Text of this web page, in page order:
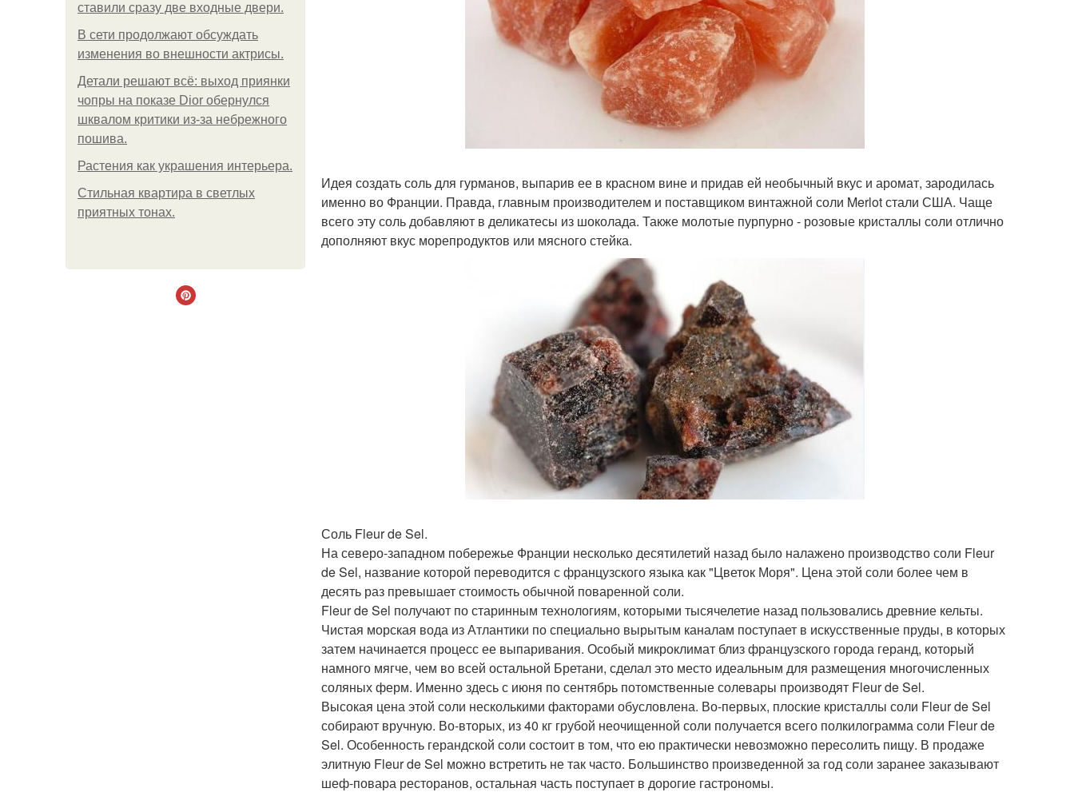
ставили сразу две входные двери.
В сети продолжают обсуждать
изменения во внешности актрисы.
Детали решают всё: выход приянки
чопры на показе Dior обернулся
шквалом критики из-за небрежного
пошива.
Растения как украшения интерьера.
Стильная квартира в светлых
приятных тонах.
Идея создать соль для гурманов, выпарив ее в красном вине и придав ей необычный вкус и аромат, зародилась
именно во Франции. Правда, главным производителем и поставщиком винтажной соли Merlot стали США. Чаще
всего эту соль добавляют в деликатесы из шоколада. Также молотые пурпурно - розовые кристаллы соли отлично
дополняют вкус морепродуктов или мясного стейка.
Соль Fleur de Sel.
На северо-западном побережье Франции несколько десятилетий назад было налажено производство соли Fleur
de Sel, название которой переводится с французского языка как "Цветок Моря". Цена этой соли более чем в
десять раз превышает стоимость обычной поваренной соли.
Fleur de Sel получают по старинным технологиям, которыми тысячелетие назад пользовались древние кельты.
Чистая морская вода из Атлантики по специально вырытым каналам поступает в искусственные пруды, в которых
затем начинается процесс ее выпаривания. Особый микроклимат близ французского города геранд, который
намного мягче, чем во всей остальной Бретани, сделал это место идеальным для размещения многочисленных
соляных ферм. Именно здесь с июня по сентябрь потомственные солевары производят Fleur de Sel.
Высокая цена этой соли несколькими факторами обусловлена. Во-первых, плоские кристаллы соли Fleur de Sel
собирают вручную. Во-вторых, из 40 кг грубой неочищенной соли получается всего полкилограмма соли Fleur de
Sel. Особенность герандской соли состоит в том, что ею практически невозможно пересолить пищу. В продаже
элитную Fleur de Sel можно встретить не так часто. Большинство произведенной за год соли заранее заказывают
шеф-повара ресторанов, остальная часть поступает в дорогие гастрономы.